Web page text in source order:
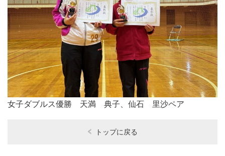
女子ダブルス優勝 天満 典子、仙石 里沙ペア
トップに戻る